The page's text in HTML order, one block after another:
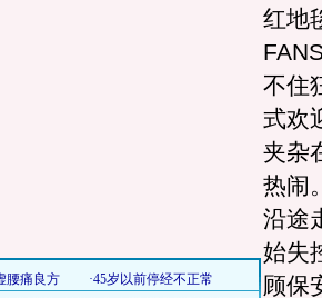
红地
不住
式欢
夹杂
热闹
沿途
始失
顾保